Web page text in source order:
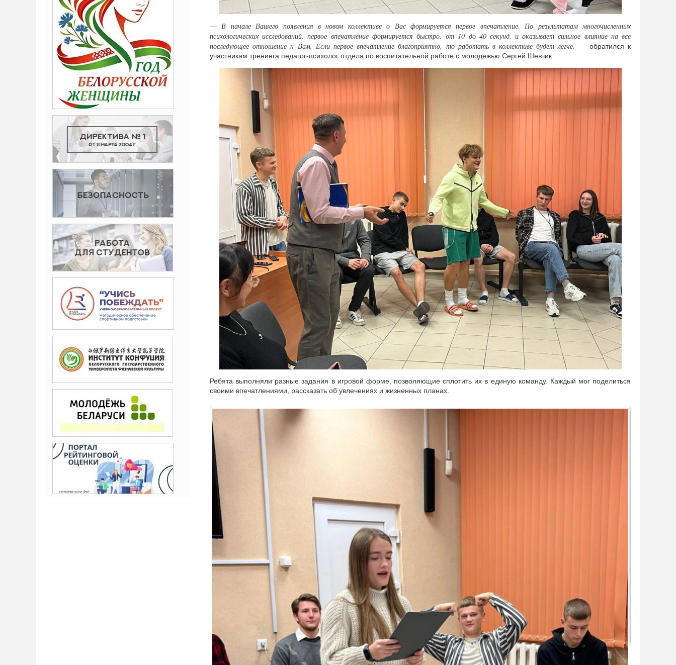
—В начале Вашего появления в новом коллективе о Вас формируется первое впечатление. По результатам многочисленных
психологических исследований, первое впечатление формируется быстро: от 10 до 40 секунд, и оказывает сильное влияние на все
последующее отношение к Вам. Если первое впечатление благоприятно, то работать в коллективе будет легче,
— обратился к
участникам тренинга педагог-психолог отдела по воспитательной работе с молодежью Сергей Шевчик.
Ребята выполняли разные задания в игровой форме, позволяющие сплотить их в единую команду. Каждый мог поделиться
своими впечатлениями, рассказать об увлечениях и жизненных планах.
На мероприятии царила дружественная и теплая атмосфера, которая позволила всем участникам получить заряд